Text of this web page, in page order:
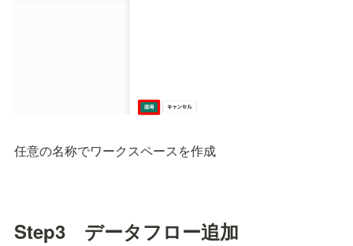
任意の名称でワークスペースを作成
Step3　データフロー追加